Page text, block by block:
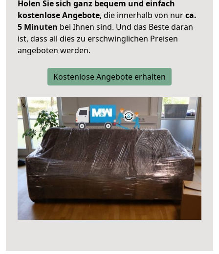
Holen Sie sich ganz bequem und einfach
kostenlose Angebote, die innerhalb von nurca.
5 Minuten bei Ihnen sind. Und das Beste daran
ist, dass all dies zu erschwinglichen Preisen
angeboten werden.
Kostenlose Angebote erhalten